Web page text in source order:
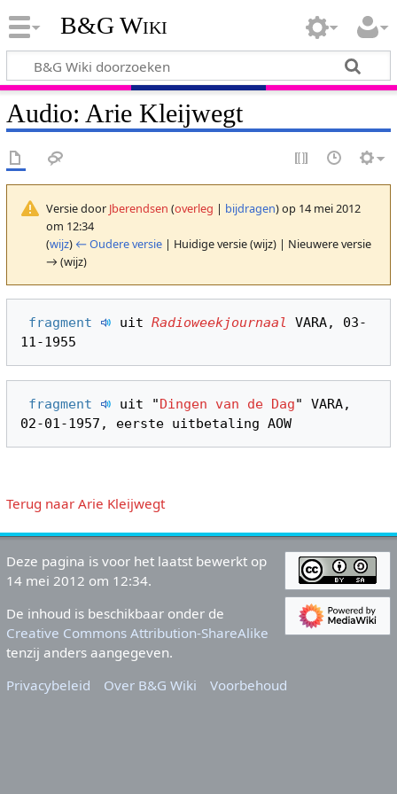
B&G Wiki
Audio: Arie Kleijwegt
Versie door Jberendsen (overleg | bijdragen)op 14 mei 2012
om 12:34
(wijz) ← Oudere versie| Huidige versie (wijz) | Nieuwere versie
→ (wijz)
fragment uit Radioweekjournaal
VARA, 03-
fragment uit "Dingen van de Dag" VARA,
Terug naar Arie Kleijwegt
Deze pagina is voor het laatst bewerkt op
14 mei 2012 om 12:34.
De inhoud is beschikbaar onder de
Creative Commons Attribution-ShareAlike
tenzij anders aangegeven.
Privacybeleid
Over B&G Wiki Voorbehoud